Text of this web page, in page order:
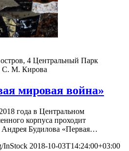
4 Центральный Парк
С. М. Кирова
мировая война»
года в Центральном
корпуса проходит
Андрея Будилова «Первая…
InStock 2018-10-03T14:24:00+03:00